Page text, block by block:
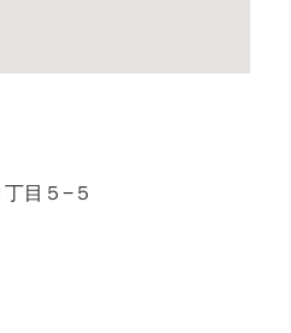
目５−５